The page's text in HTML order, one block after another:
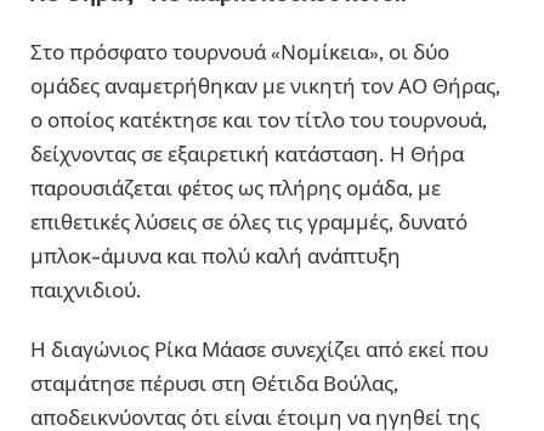
Στο πρόσφατο τουρνουά «Νομίκεια», οι δύο
ομάδες αναμετρήθηκαν με νικητή τον ΑΟ Θήρας,
ο οποίος κατέκτησε και τον τίτλο του τουρνουά,
δείχνοντας σε εξαιρετική κατάσταση. Η Θήρα
παρουσιάζεται φέτος ως πλήρης ομάδα, με
επιθετικές λύσεις σε όλες τις γραμμές, δυνατό
μπλοκ-άμυνα και πολύ καλή ανάπτυξη
παιχνιδιού.
Η διαγώνιος Ρίκα Μάασε συνεχίζει από εκεί που
σταμάτησε πέρυσι στη Θέτιδα Βούλας,
αποδεικνύοντας ότι είναι έτοιμη να ηγηθεί της